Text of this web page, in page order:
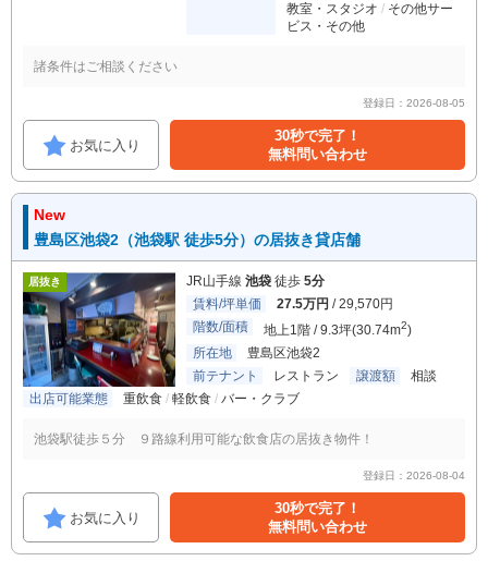
教室・スタジオ
その他サー
ビス・その他
諸条件はご相談ください
登録日：2026-08-05
お気に入り
30秒で完了！
無料問い合わせ
New
豊島区池袋2（池袋駅 徒歩5分）の居抜き貸店舗
居抜き JR山手線 池袋 徒歩 5分
賃料/坪単価
27.5万円 / 29,570円
階数/面積
地上1階 / 9.3坪(30.74m2)
所在地
豊島区池袋2
前テナント
レストラン 譲渡額
相談
出店可能業態
重飲食 軽飲食 バー・クラブ
池袋駅徒歩５分 ９路線利用可能な飲食店の居抜き物件！
登録日：2026-08-04
お気に入り
30秒で完了！
無料問い合わせ